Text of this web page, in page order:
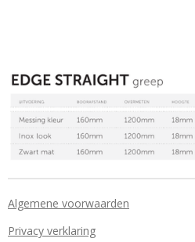
Algemene voorwaarden
Privacy verklaring